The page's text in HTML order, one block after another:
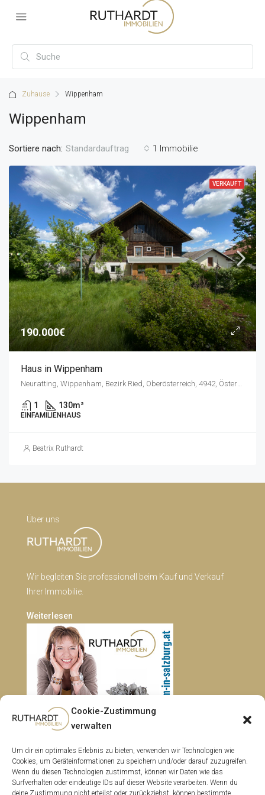
Cookie-Zustimmung
verwalten
Um dir ein optimales Erlebnis zu bieten, verwenden wir Technologien wie
Cookies, um Geräteinformationen zu speichern und/oder darauf zuzugreifen.
Wenn du diesen Technologien zustimmst, können wir Daten wie das
Surfverhalten oder eindeutige IDs auf dieser Website verarbeiten. Wenn du
deine Zustimmung nicht erteilst oder zurückziehst, können bestimmte
Zuhause Wippenham
Wippenham
1 Immobilie
Sortiere nach: Standardauftrag
VERKAUFT
190.000€
Haus in Wippenham
1 130m²
EINFAMILIENHAUS
Beatrix Ruthardt
Über uns
Wir begleiten Sie professionell beim Kauf und Verkauf
Ihrer Immobilie.
Weiterlesen
Kontakt
Richard-Mayr-Allee 6a, 5302 Henndorf